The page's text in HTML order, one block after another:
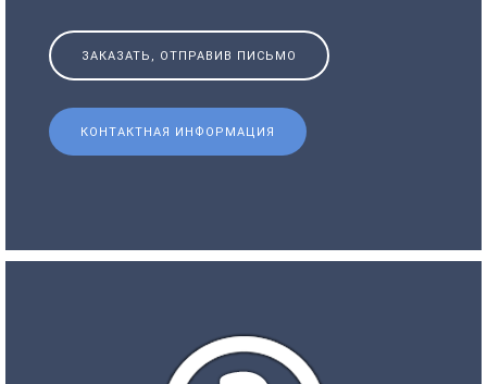
ЗАКАЗАТЬ, ОТПРАВИВ ПИСЬМО
КОНТАКТНАЯ ИНФОРМАЦИЯ